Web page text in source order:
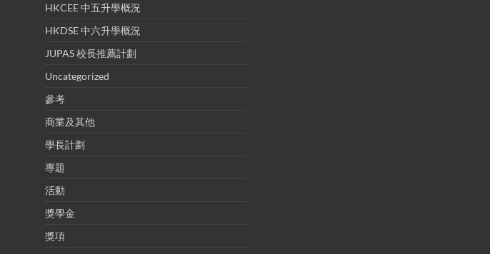
HKCEE 中五升學概況
HKDSE 中六升學概況
JUPAS 校長推薦計劃
Uncategorized
參考
商業及其他
學長計劃
專題
活動
獎學金
獎項